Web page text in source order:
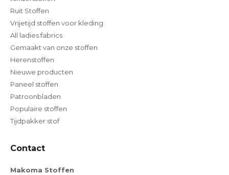
Ruit Stoffen
Vrijetijd stoffen voor kleding
All ladies fabrics
Gemaakt van onze stoffen
Herenstoffen
Nieuwe producten
Paneel stoffen
Patroonbladen
Populaire stoffen
Tijdpakker stof
Contact
Makoma Stoffen